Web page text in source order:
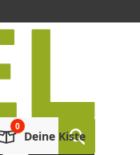
Deine Kiste